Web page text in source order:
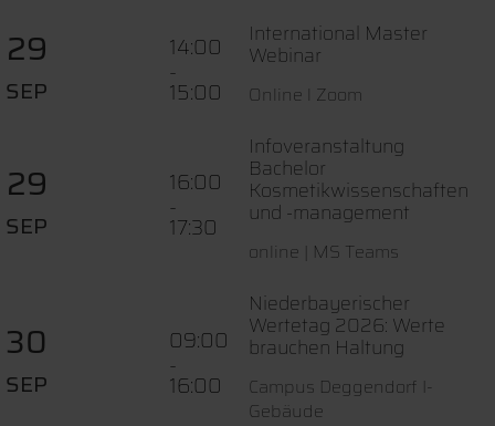
29
SEP
14:00
-
15:00
International Master
Webinar
Online l Zoom
29
SEP
16:00
-
17:30
Infoveranstaltung
Bachelor
Kosmetikwissenschaften
und -management
online | MS Teams
30
SEP
09:00
-
16:00
Niederbayerischer
Wertetag 2026: Werte
brauchen Haltung
Campus Deggendorf I-
Gebäude